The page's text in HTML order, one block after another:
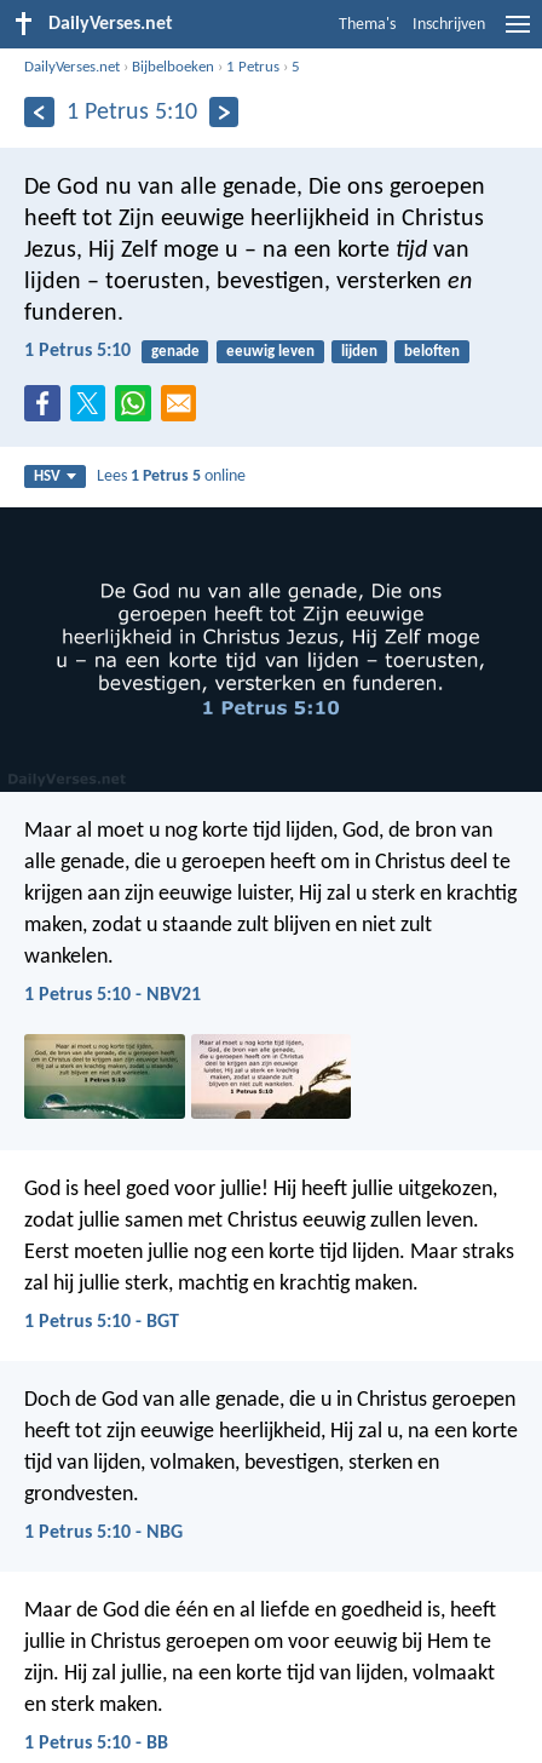
DailyVerses.net Thema's Inschrijven
DailyVerses.net › Bijbelboeken › 1 Petrus ›5
1 Petrus 5:10
De God nu van alle genade, Die ons geroepen
heeft tot Zijn eeuwige heerlijkheid in Christus
Jezus, Hij Zelf moge u – na een korte tijd van
lijden – toerusten, bevestigen, versterken en
funderen.
1 Petrus 5:10 genade eeuwig leven lijden beloften
HSV Lees 1 Petrus 5 online
Maar al moet u nog korte tijd lijden, God, de bron van
alle genade, die u geroepen heeft om in Christus deel te
krijgen aan zijn eeuwige luister, Hij zal u sterk en krachtig
maken, zodat u staande zult blijven en niet zult
wankelen.
1 Petrus 5:10 - NBV21
God is heel goed voor jullie! Hij heeft jullie uitgekozen,
zodat jullie samen met Christus eeuwig zullen leven.
Eerst moeten jullie nog een korte tijd lijden. Maar straks
zal hij jullie sterk, machtig en krachtig maken.
1 Petrus 5:10 - BGT
Doch de God van alle genade, die u in Christus geroepen
heeft tot zijn eeuwige heerlijkheid, Hij zal u, na een korte
tijd van lijden, volmaken, bevestigen, sterken en
grondvesten.
1 Petrus 5:10 - NBG
Maar de God die één en al liefde en goedheid is, heeft
jullie in Christus geroepen om voor eeuwig bij Hem te
zijn. Hij zal jullie, na een korte tijd van lijden, volmaakt
en sterk maken.
1 Petrus 5:10 - BB